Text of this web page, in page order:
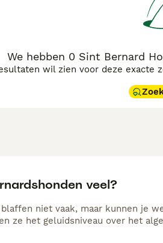
We hebben 0 Sint Bernard
wil zien voor deze exacte
veel?
niet vaak, maar kunnen je
ze het geluidsniveau over het